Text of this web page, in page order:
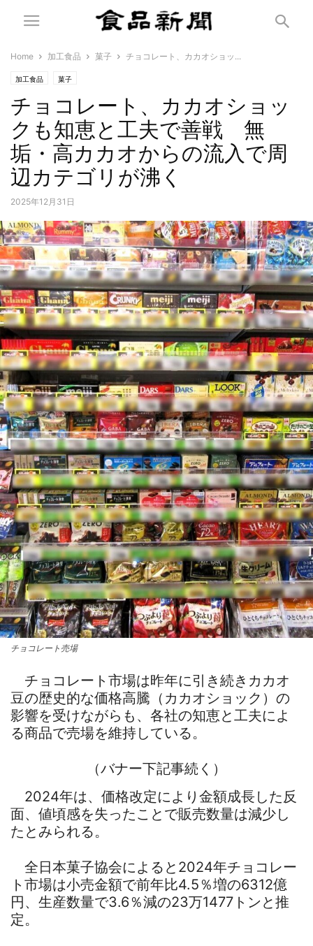
Home 加工食品 菓子 チョコレート、カカオショッ...
加工食品 菓子
チョコレート、カカオショッ
クも知恵と工夫で善戦 無
垢・高カカオからの流入で周
辺カテゴリが沸く
2025年12月31日
チョコレート売場
チョコレート市場は昨年に引き続きカカオ
豆の歴史的な価格高騰（カカオショック）の
影響を受けながらも、各社の知恵と工夫によ
る商品で売場を維持している。
（バナー下記事続く）
2024年は、価格改定により金額成長した反
面、値頃感を失ったことで販売数量は減少し
たとみられる。
全日本菓子協会によると2024年チョコレー
ト市場は小売金額で前年比4.5％増の6312億
円、生産数量で3.6％減の23万1477トンと推
定。